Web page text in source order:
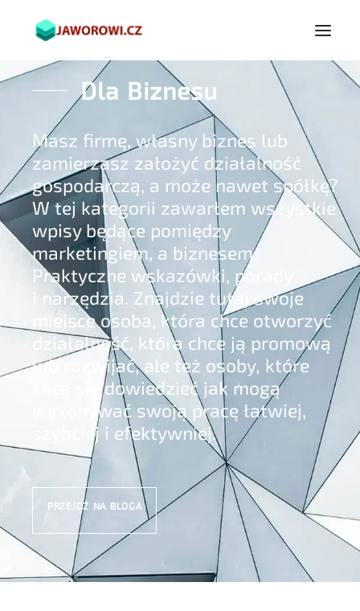
Dla Biznesu
Masz firmę, własny biznes lub
zamierzasz założyć działalność
gospodarczą, a może nawet spółkę?
W tej kategorii zawarłem wszystkie
wpisy będące pomiędzy
marketingiem, a biznesem.
Praktyczne wskazówki, porady
i narzędzia. Znajdzie tutaj swoje
miejsce osoba, która chce otworzyć
działalność, która chce ją promową
lub rozwijać, ale też osoby, które
chcą się dowiedzieć jak mogą
wykonywać swoją pracę łatwiej,
szybciej i efektywniej.
PRZEJDŹ NA BLOGA